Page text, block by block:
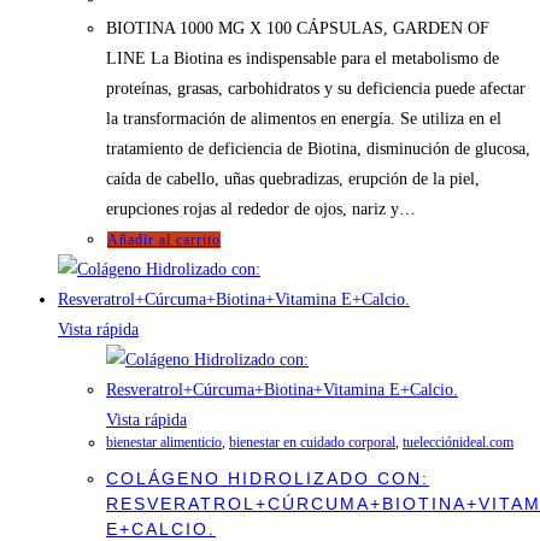
BIOTINA 1000 MG X 100 CÁPSULAS, GARDEN OF
LINE La Biotina es indispensable para el metabolismo de
proteínas, grasas, carbohidratos y su deficiencia puede afectar
la transformación de alimentos en energía. Se utiliza en el
tratamiento de deficiencia de Biotina, disminución de glucosa,
caída de cabello, uñas quebradizas, erupción de la piel,
erupciones rojas al rededor de ojos, nariz y…
Añadir al carrito
Vista rápida
Vista rápida
bienestar alimenticio, bienestar en cuidado corporal, tuelecciónideal.com
COLÁGENO HIDROLIZADO CON:
E+CALCIO.